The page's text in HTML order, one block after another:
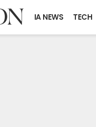
IA NEWS TECH